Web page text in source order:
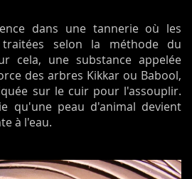
dans une tannerie où les
selon la méthode du
cela, une substance appelée
des arbres Kikkar ou Babool,
sur le cuir pour l'assouplir.
qu'une peau d'animal devient
à l'eau.